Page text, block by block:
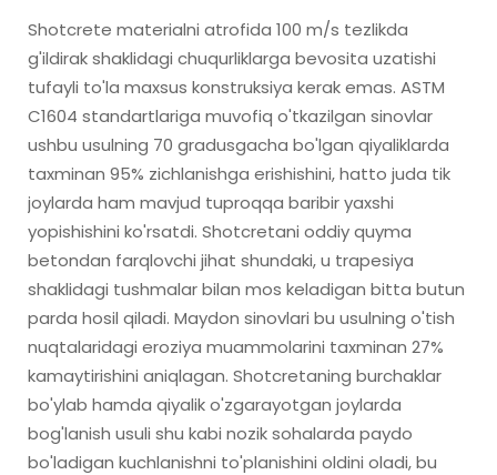
Shotcrete materialni atrofida 100 m/s tezlikda
g'ildirak shaklidagi chuqurliklarga bevosita uzatishi
tufayli to'la maxsus konstruksiya kerak emas. ASTM
C1604 standartlariga muvofiq o'tkazilgan sinovlar
ushbu usulning 70 gradusgacha bo'lgan qiyaliklarda
taxminan 95% zichlanishga erishishini, hatto juda tik
joylarda ham mavjud tuproqqa baribir yaxshi
yopishishini ko'rsatdi. Shotcretani oddiy quyma
betondan farqlovchi jihat shundaki, u trapesiya
shaklidagi tushmalar bilan mos keladigan bitta butun
parda hosil qiladi. Maydon sinovlari bu usulning o'tish
nuqtalaridagi eroziya muammolarini taxminan 27%
kamaytirishini aniqlagan. Shotcretaning burchaklar
bo'ylab hamda qiyalik o'zgarayotgan joylarda
bog'lanish usuli shu kabi nozik sohalarda paydo
bo'ladigan kuchlanishni to'planishini oldini oladi, bu